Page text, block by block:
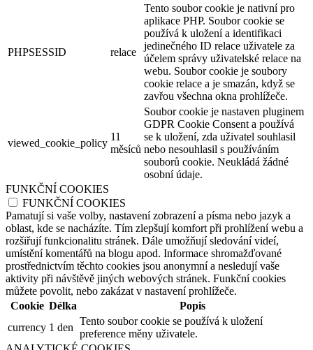
PHPSESSID relace
Tento soubor cookie je nativní pro
aplikace PHP. Soubor cookie se
používá k uložení a identifikaci
jedinečného ID relace uživatele za
účelem správy uživatelské relace na
webu. Soubor cookie je soubory
cookie relace a je smazán, když se
zavřou všechna okna prohlížeče.
viewed_cookie_policy
11
měsíců
Soubor cookie je nastaven pluginem
GDPR Cookie Consent a používá
se k uložení, zda uživatel souhlasil
nebo nesouhlasil s používáním
souborů cookie. Neukládá žádné
osobní údaje.
FUNKČNÍ COOKIES
FUNKČNÍ COOKIES
Pamatují si vaše volby, nastavení zobrazení a písma nebo jazyk a
oblast, kde se nacházíte. Tím zlepšují komfort při prohlížení webu a
rozšiřují funkcionalitu stránek. Dále umožňují sledování videí,
umístění komentářů na blogu apod. Informace shromažďované
prostřednictvím těchto cookies jsou anonymní a nesledují vaše
aktivity při návštěvě jiných webových stránek. Funkční cookies
můžete povolit, nebo zakázat v nastavení prohlížeče.
Cookie Délka
Popis
currency 1 den
Tento soubor cookie se používá k uložení
preference měny uživatele.